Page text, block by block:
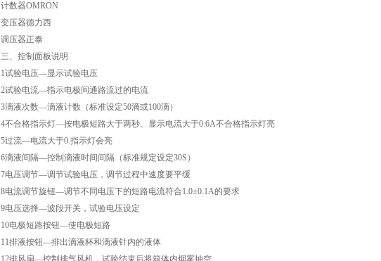
计数器OMRON
变压器德力西
调压器正泰
三、控制面板说明
1试验电压—显示试验电压
2试验电流—指示电极间通路流过的电流
3滴液次数—滴液计数（标准设定50滴或100滴）
4不合格指示灯—按电极短路大于两秒、显示电流大于0.6A不合格指示灯亮
5过流—电流大于0.指示灯会亮
6滴液间隔—控制滴液时间间隔（标准规定设定30S）
7电压调节—调节试验电压，调节过程中速度要平缓
8电流调节旋钮—调节不同电压下的短路电流符合1.0±0.1A的要求
9电压选择—波段开关，试验电压设定
10电极短路按钮—使电极短路
11排液按钮—排出滴液杯和滴液针内的液体
12排风扇—控制排气风机，试验结束后将箱体内烟雾抽空